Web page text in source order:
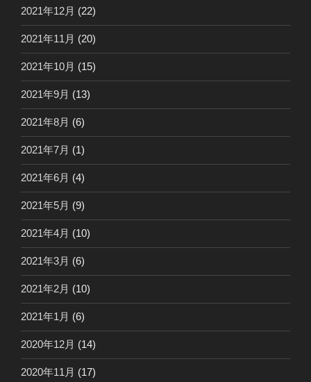
2021年12月 (22)
2021年11月 (20)
2021年10月 (15)
2021年9月 (13)
2021年8月 (6)
2021年7月 (1)
2021年6月 (4)
2021年5月 (9)
2021年4月 (10)
2021年3月 (6)
2021年2月 (10)
2021年1月 (6)
2020年12月 (14)
2020年11月 (17)